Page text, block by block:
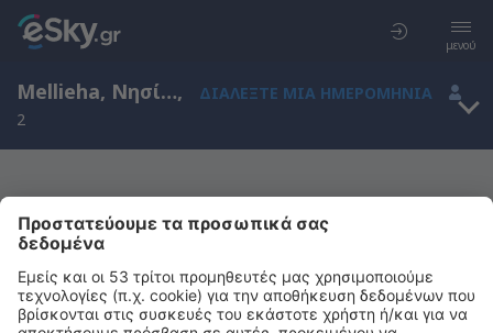
μενού
Mellieha, Νησί της Μάλτας, Μάλτα,
ΔΙΑΛΈΞΤΕ ΜΙΑ ΗΜΕΡΟΜΗΝΊΑ
2
Μας συγχωρείτε, δεν υπάρχουν
αποτελέσματα για την αναζήτησή σας